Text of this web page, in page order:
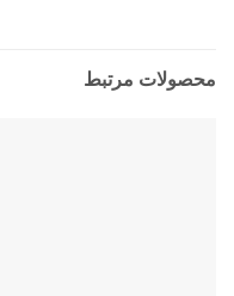
محصولات مرتبط